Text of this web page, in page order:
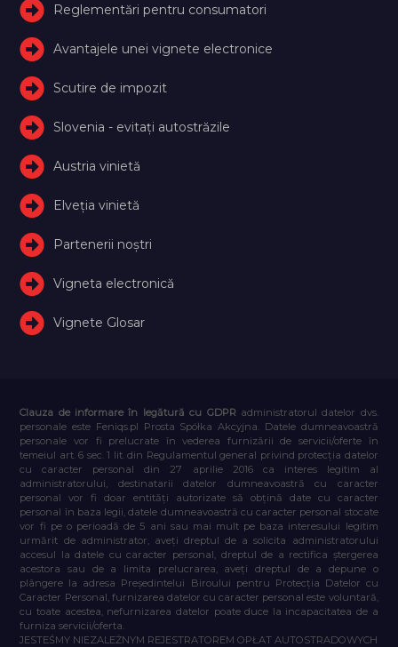
Reglementări pentru consumatori
Avantajele unei vignete electronice
Scutire de impozit
Slovenia - evitați autostrăzile
Austria vinietă
Elveţia vinietă
Partenerii noștri
Vigneta electronică
Vignete Glosar
Clauza de informare în legătură cu GDPR administratorul datelor dvs.
personale este Feniqs.pl Prosta Spółka Akcyjna. Datele dumneavoastră
personale vor fi prelucrate în vederea furnizării de servicii/oferte în
temeiul art. 6 sec. 1 lit. din Regulamentul general privind protecția datelor
cu caracter personal din 27 aprilie 2016 ca interes legitim al
administratorului, destinatarii datelor dumneavoastră cu caracter
personal vor fi doar entități autorizate să obțină date cu caracter
personal în baza legii, datele dumneavoastră cu caracter personal stocate
vor fi pe o perioadă de 5 ani sau mai mult pe baza interesului legitim
urmărit de administrator, aveți dreptul de a solicita administratorului
accesul la datele cu caracter personal, dreptul de a rectifica ștergerea
acestora sau de a limita prelucrarea, aveți dreptul de a depune o
plângere la adresa Președintelui Biroului pentru Protecția Datelor cu
Caracter Personal, furnizarea datelor cu caracter personal este voluntară,
cu toate acestea, nefurnizarea datelor poate duce la incapacitatea de a
furniza servicii/oferta.
JESTEŚMY NIEZALEŻNYM REJESTRATOREM OPŁAT AUTOSTRADOWYCH